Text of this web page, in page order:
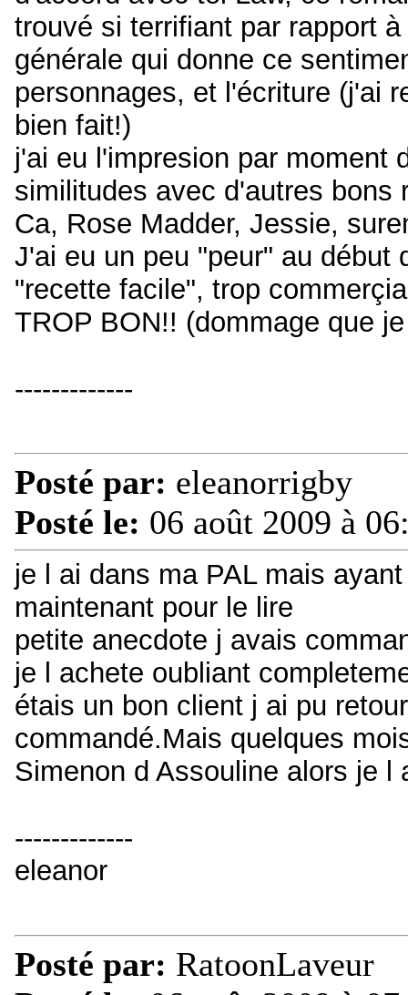
trouvé si terrifiant par rapport
générale qui donne ce
personnages, et l'écriture (j'ai
bien fait!)
j'ai eu l'impresion par moment
similitudes avec d'autres bons
Ca, Rose Madder, Jessie,
J'ai eu un peu "peur" au début
"recette facile", trop
TROP BON!! (dommage que
-------------
Posté par: eleanorrigby
Posté le: 06 août 2009 à
je l ai dans ma PAL mais
maintenant pour le lire
petite anecdote j avais
je l achete oubliant
étais un bon client j ai pu
commandé.Mais quelques
Simenon d Assouline alors je
-------------
eleanor
Posté par: RatoonLaveur